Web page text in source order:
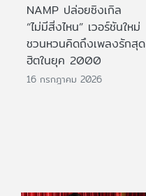
NAMP ปล่อยซิงเกิล
“ไม่มีสิ่งไหน” เวอร์ชันใหม่
ชวนหวนคิดถึงเพลงรักสุด
ฮิตในยุค 2000
16 กรกฎาคม 2026